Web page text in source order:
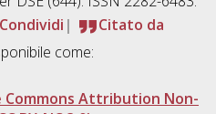
Citato da
come:
Commons Attribution Non-